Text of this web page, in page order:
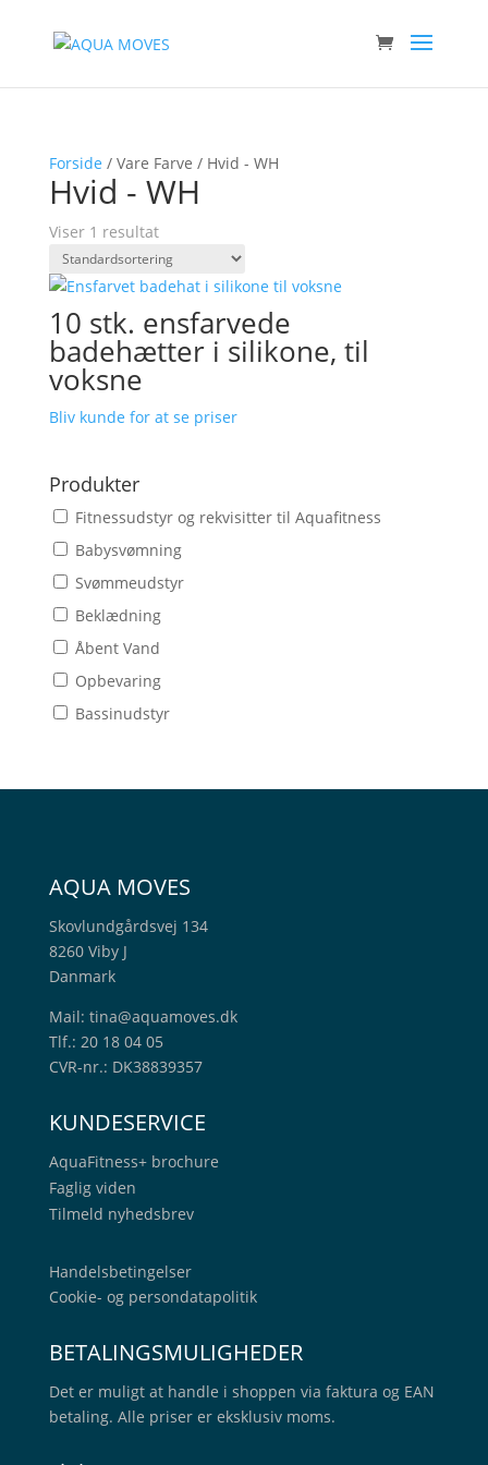
Forside / Vare Farve / Hvid - WH
Hvid - WH
Viser 1 resultat
10 stk. ensfarvede
badehætter i silikone, til
voksne
Bliv kunde for at se priser
Produkter
Fitnessudstyr og rekvisitter til Aquafitness
Babysvømning
Svømmeudstyr
Beklædning
Åbent Vand
Opbevaring
Bassinudstyr
AQUA MOVES
Skovlundgårdsvej 134
8260 Viby J
Danmark
Mail: tina@aquamoves.dk
Tlf.: 20 18 04 05
CVR-nr.: DK38839357
KUNDESERVICE
AquaFitness+ brochure
Faglig viden
Tilmeld nyhedsbrev
Handelsbetingelser
Cookie- og persondatapolitik
BETALINGSMULIGHEDER
Det er muligt at handle i shoppen via faktura og EAN
betaling. Alle priser er eksklusiv moms.